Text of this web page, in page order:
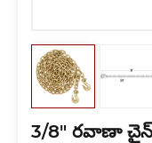
3/8" రవాణా చైన్